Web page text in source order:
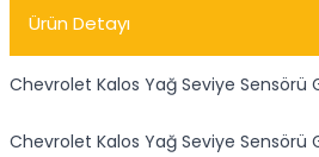
Ürün Detayı
Chevrolet Kalos Yağ Seviye Sensörü
Chevrolet Kalos Yağ Seviye